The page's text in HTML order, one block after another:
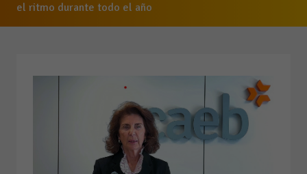
el ritmo durante todo el año